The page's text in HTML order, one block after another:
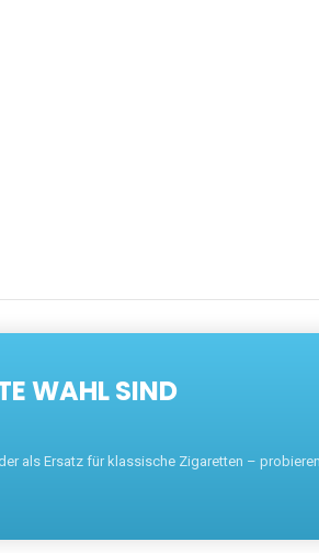
WAHL SIND
als Ersatz für klassische Zigaretten –